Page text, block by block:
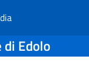
(apre in un'altra
di Edolo